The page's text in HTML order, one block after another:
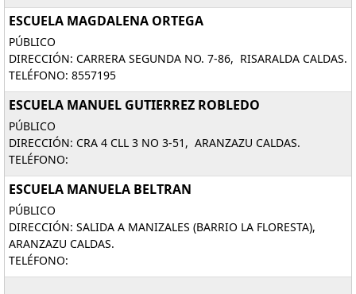
ESCUELA MAGDALENA ORTEGA
PÚBLICO
DIRECCIÓN: CARRERA SEGUNDA NO. 7-86, RISARALDA CALDAS.
TELÉFONO: 8557195
ESCUELA MANUEL GUTIERREZ ROBLEDO
PÚBLICO
DIRECCIÓN: CRA 4 CLL 3 NO 3-51, ARANZAZU CALDAS.
TELÉFONO:
ESCUELA MANUELA BELTRAN
PÚBLICO
DIRECCIÓN: SALIDA A MANIZALES (BARRIO LA FLORESTA),
ARANZAZU CALDAS.
TELÉFONO: